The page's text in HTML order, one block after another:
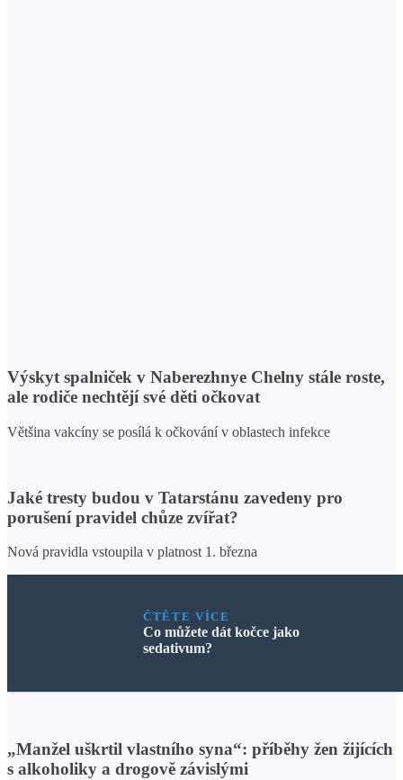
Výskyt spalniček v Naberezhnye Chelny stále roste,
ale rodiče nechtějí své děti očkovat
Většina vakcíny se posílá k očkování v oblastech infekce
Jaké tresty budou v Tatarstánu zavedeny pro
porušení pravidel chůze zvířat?
Nová pravidla vstoupila v platnost 1. března
ČTĚTE VÍCE
Co můžete dát kočce jako
sedativum?
„Manžel uškrtil vlastního syna“: příběhy žen žijících
s alkoholiky a drogově závislými